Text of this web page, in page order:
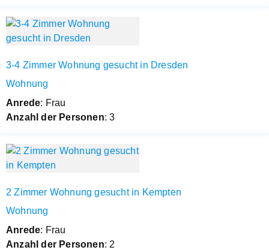
3-4 Zimmer Wohnung gesucht in Dresden
Wohnung
Anrede: Frau
Anzahl der Personen: 3
2 Zimmer Wohnung gesucht in Kempten
Wohnung
Anrede: Frau
Anzahl der Personen: 2